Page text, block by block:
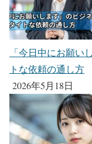
「今日中にお願い
トな依頼の通し方
2026年5月18日